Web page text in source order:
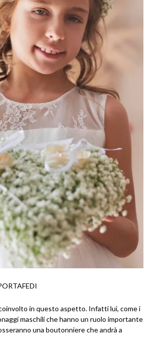
in questo aspetto. Infatti lui, come i
maschili che hanno un ruolo importante
una boutonniere che andrà a